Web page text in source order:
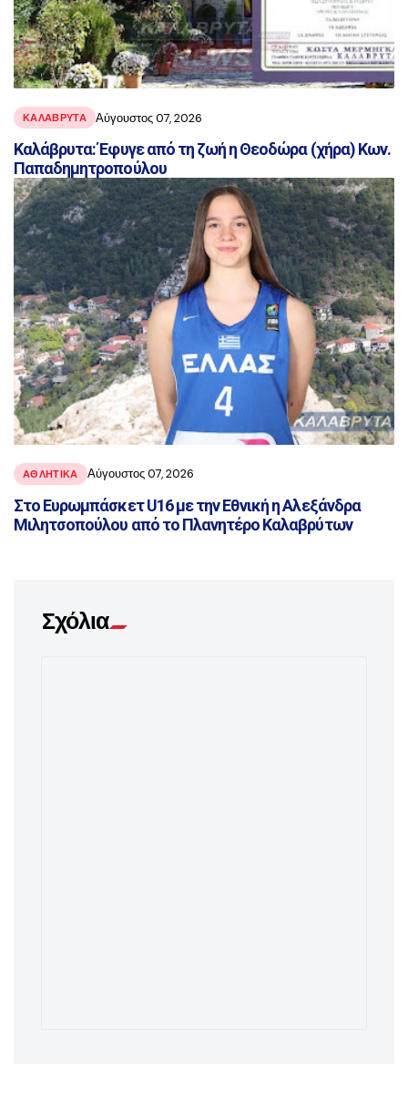
ΚΑΛΑΒΡΥΤΑ Αύγουστος 07, 2026
Καλάβρυτα: Έφυγε από τη ζωή η Θεοδώρα (χήρα) Κων.
Παπαδημητροπούλου
ΑΘΛΗΤΙΚΑ Αύγουστος 07, 2026
Στο Ευρωμπάσκετ U16 με την Εθνική η Αλεξάνδρα
Μιλητσοπούλου από το Πλανητέρο Καλαβρύτων
Σχόλια